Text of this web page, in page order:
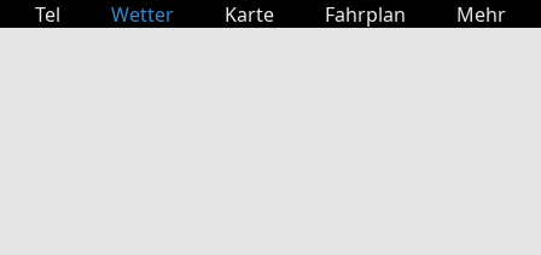
Tel Wetter Karte Fahrplan Mehr